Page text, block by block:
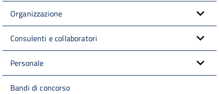
Organizzazione
Consulenti e collaboratori
Personale
Bandi di concorso